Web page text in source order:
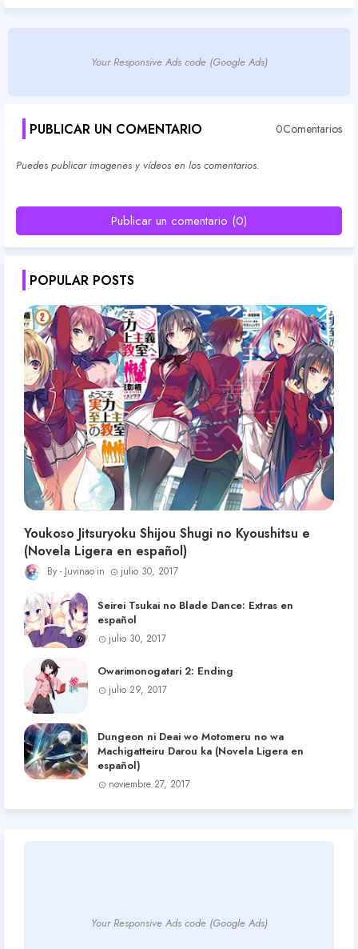
Your Responsive Ads code (Google Ads)
PUBLICAR UN COMENTARIO 0Comentarios
Puedes publicar imagenes y vídeos en los comentarios.
Publicar un comentario (0)
POPULAR POSTS
Youkoso Jitsuryoku Shijou Shugi no Kyoushitsu e
(Novela Ligera en español)
Juvinao julio 30, 2017
Seirei Tsukai no Blade Dance: Extras en
español
julio 30, 2017
Owarimonogatari 2: Ending
julio 29, 2017
Dungeon ni Deai wo Motomeru no wa
Machigatteiru Darou ka (Novela Ligera en
español)
noviembre 27, 2017
Your Responsive Ads code (Google Ads)